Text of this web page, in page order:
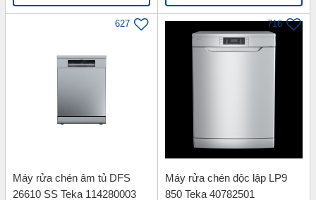
627
Máy rửa chén âm tủ DFS
26610 SS Teka 114280003
716
Máy rửa chén độc lập LP9
850 Teka 40782501